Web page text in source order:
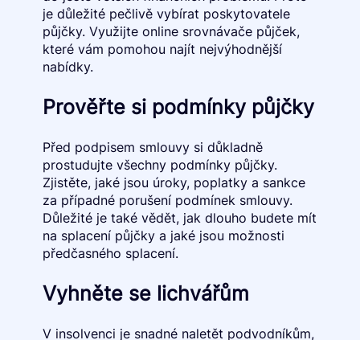
je důležité pečlivě vybírat poskytovatele
půjčky. Využijte online srovnávače půjček,
které vám pomohou najít nejvýhodnější
nabídky.
Prověřte si podmínky půjčky
Před podpisem smlouvy si důkladně
prostudujte všechny podmínky půjčky.
Zjistěte, jaké jsou úroky, poplatky a sankce
za případné porušení podmínek smlouvy.
Důležité je také vědět, jak dlouho budete mít
na splacení půjčky a jaké jsou možnosti
předčasného splacení.
Vyhněte se lichvářům
V insolvenci je snadné naletět podvodníkům,